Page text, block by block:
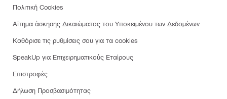
Πολιτική Cookies
Αίτημα άσκησης Δικαιώματος του Υποκειμένου των Δεδομένων
Καθόρισε τις ρυθμίσεις σου για τα cookies
SpeakUp για Επιχειρηματικούς Εταίρους
Επιστροφές
Δήλωση Προσβασιμότητας